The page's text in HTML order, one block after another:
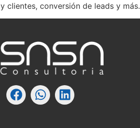
clientes, conversión de leads y más.